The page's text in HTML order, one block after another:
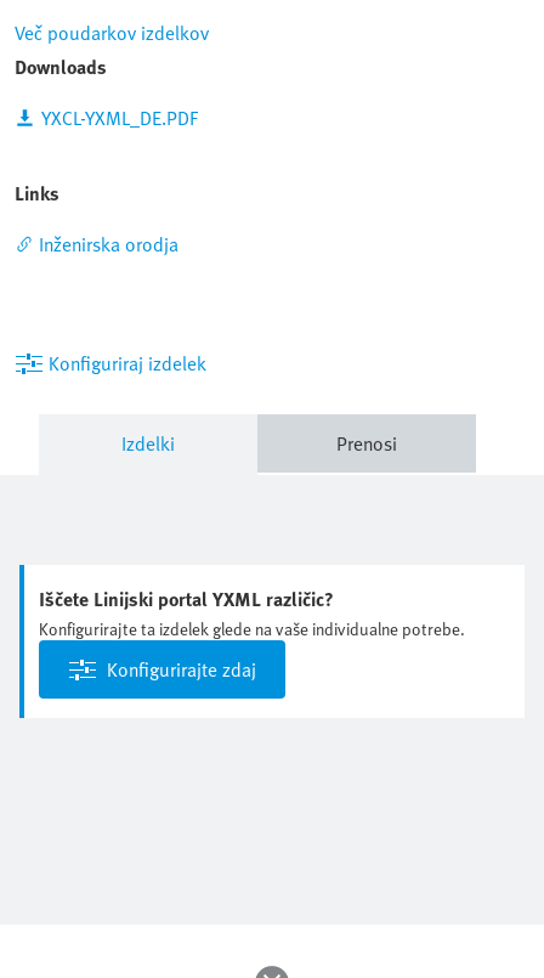
Več poudarkov izdelkov
Downloads
YXCL-YXML_DE.PDF
Links
Inženirska orodja
Konfiguriraj izdelek
Izdelki Prenosi
Iščete Linijski portal YXML različic?
Konfigurirajte ta izdelek glede na vaše individualne potrebe.
Konfigurirajte zdaj